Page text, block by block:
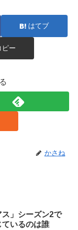
はてブ
ピー
かさね
ス」シーズン2で
いるのは誰